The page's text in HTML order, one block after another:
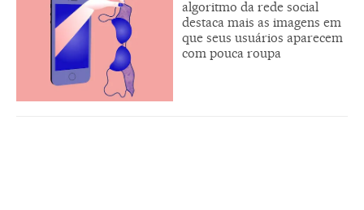
algoritmo da rede social
destaca mais as imagens em
que seus usuários aparecem
com pouca roupa